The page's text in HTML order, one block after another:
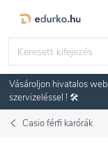
Vásároljon hivatalos
szervizeléssel ! 🛠️
Casio férfi karórák